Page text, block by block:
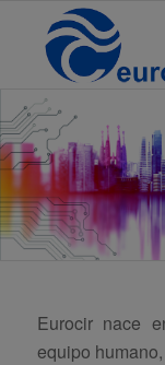
Eurocir nace
equipo